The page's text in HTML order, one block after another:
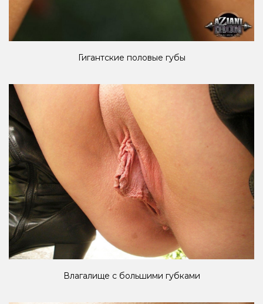
Гигантские половые губы
Влагалище с большими губками